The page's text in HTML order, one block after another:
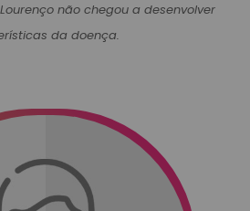
não chegou a desenvolver
da doença.